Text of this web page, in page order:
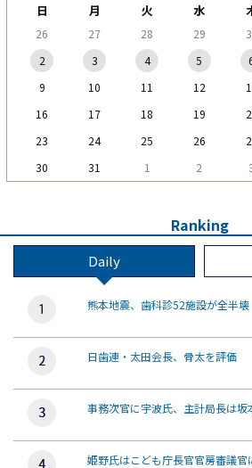
日 月 火 水
26 27 28 29
2
3 4 5
9
10 11 12
16
17 18 19
23
24 25 26
30
31 1 2
Ranking
Daily
熊本地震、歯科診52施設が全半
日歯連・太田会長、骨太を評価
事務次官に宇波氏、主計局長
姫野氏はこども庁長官官房審